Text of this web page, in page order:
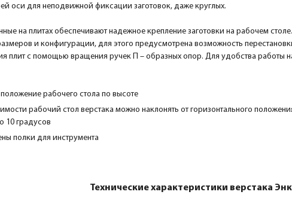
оси для неподвижной фиксации заготовок, даже круглых.
на плитах обеспечивают надежное крепление заготовки на рабочем
и конфигурации, для этого предусмотрена возможность
плит с помощью вращения ручек П – образных опор. Для удобства работы
рабочего стола по высоте
рабочий стол верстака можно наклонять от горизонтального
10 градусов
полки для инструмента
Технические характеристики верстака